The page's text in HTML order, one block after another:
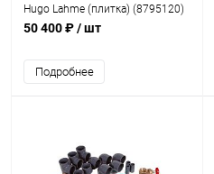
Hugo Lahme (плитка) (8795120)
50 400 ₽/ шт
Подробнее